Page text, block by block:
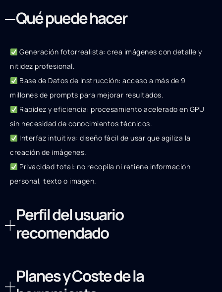
Qué puede hacer
Generación fotorrealista: crea imágenes con detalle y
nitidez profesional.
Base de Datos de Instrucción: acceso a más de 9
millones de prompts para mejorar resultados.
Rapidez y eficiencia: procesamiento acelerado en GPU
sin necesidad de conocimientos técnicos.
Interfaz intuitiva: diseño fácil de usar que agiliza la
creación de imágenes.
Privacidad total: no recopila ni retiene información
personal, texto o imagen.
Perfil del usuario
recomendado
Planes y Coste de la